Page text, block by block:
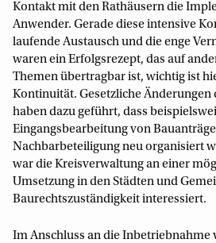
Kontakt mit den Rathäusern die
Anwender. Gerade diese intensive
laufende Austausch und die enge
waren ein Erfolgsrezept, das auf
Themen übertragbar ist, wichtig ist
Kontinuität. Gesetzliche
haben dazu geführt, dass
Eingangsbearbeitung von
Nachbarbeteiligung neu organisiert
war die Kreisverwaltung an einer
Umsetzung in den Städten und
Baurechtszuständigkeit interessiert.
Im Anschluss an die Inbetriebnahme